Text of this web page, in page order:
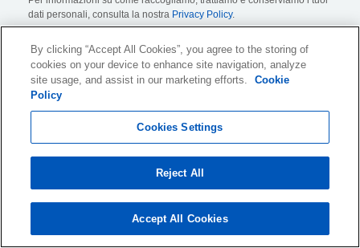
dati personali, consulta la nostra Privacy Policy.
KLDiscovery Ontrack Srl,Via Marsala 34/A, Torre/A, 21013,
Condizioni di utilizzo del sito web
Informativa sulla Privacy
By clicking “Accept All Cookies”, you agree to the storing of
cookies on your device to enhance site navigation, analyze
site usage, and assist in our marketing efforts.
Cookie
Policy
Cookies Settings
Reject All
Accept All Cookies